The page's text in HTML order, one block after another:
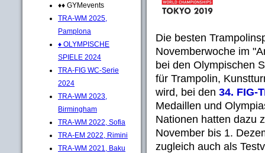
♦♦ GYMevents
TRA-WM 2025,
Pamplona
♦ OLYMPISCHE
SPIELE 2024
TRA-FIG WC-Serie
2024
TRA-WM 2023,
Birmingham
TRA-WM 2022, Sofia
TRA-EM 2022, Rimini
TRA-WM 2021, Baku
Die besten
Novemberwoche im
bei den Olympischen
für Trampolin,
wird, bei den 34. FIG-
Medaillen und
Nationen hatten dazu
November bis 1.
zugleich auch als